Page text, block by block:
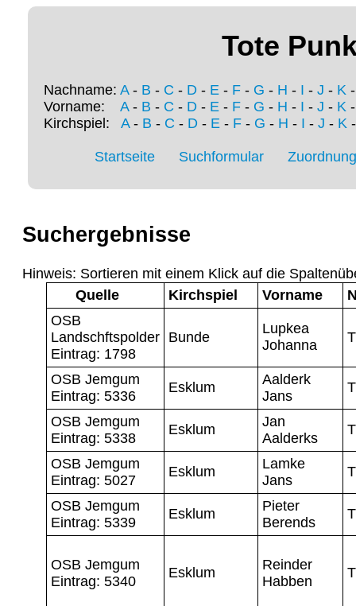
Tote
Nachname: A- B - C - D - E - F - G - H - I - J - K
Vorname: A- B - C - D - E - F - G - H - I - J - K
Kirchspiel: A- B - C - D- E- F- G - H - I - J - K
Startseite Suchformular
Suchergebnisse
Hinweis: Sortieren mit einem Klick auf die
Quelle
Kirchspiel Vorname
OSB
Landschftspolder
Eintrag: 1798
Bunde
Lupkea
Johanna
OSB Jemgum
Eintrag: 5336
Esklum
Aalderk
Jans
OSB Jemgum
Eintrag: 5338
Esklum
Jan
Aalderks
OSB Jemgum
Eintrag: 5027
Esklum
Lamke
Jans
OSB Jemgum
Eintrag: 5339
Esklum
Pieter
Berends
OSB Jemgum
Eintrag: 5340
Esklum
Reinder
Habben